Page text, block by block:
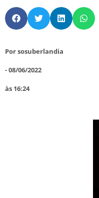
Porsosuberlandia
-08/06/2022
às 16:24